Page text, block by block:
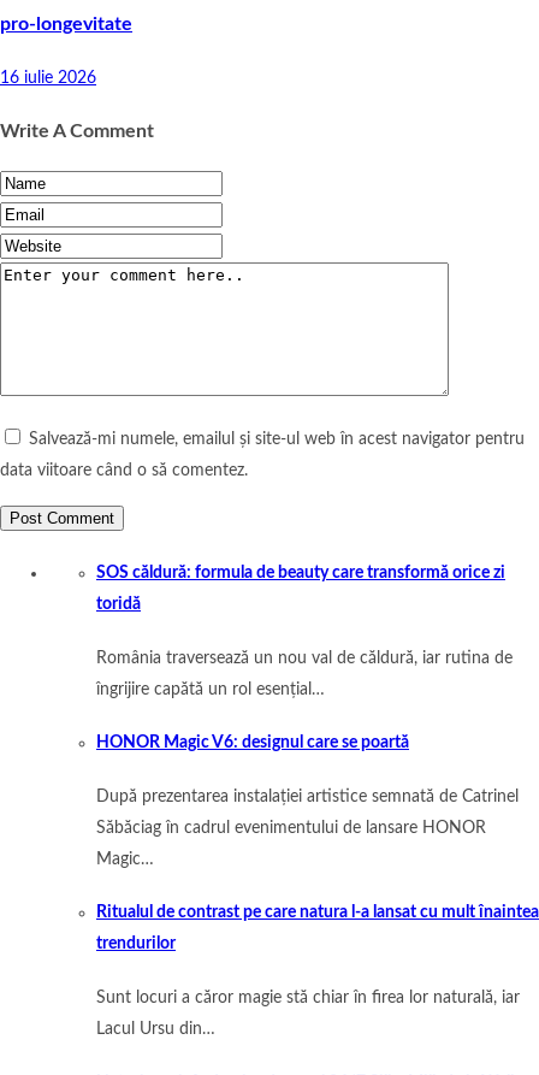
pro‑longevitate
16 iulie 2026
Write A Comment
Salvează-mi numele, emailul și site-ul web în acest navigator pentru
data viitoare când o să comentez.
SOS căldură: formula de beauty care transformă orice zi
toridă
România traversează un nou val de căldură, iar rutina de
îngrijire capătă un rol esențial…
HONOR Magic V6: designul care se poartă
După prezentarea instalației artistice semnată de Catrinel
Săbăciag în cadrul evenimentului de lansare HONOR
Magic…
Ritualul de contrast pe care natura l-a lansat cu mult înaintea
trendurilor
Sunt locuri a căror magie stă chiar în firea lor naturală, iar
Lacul Ursu din…